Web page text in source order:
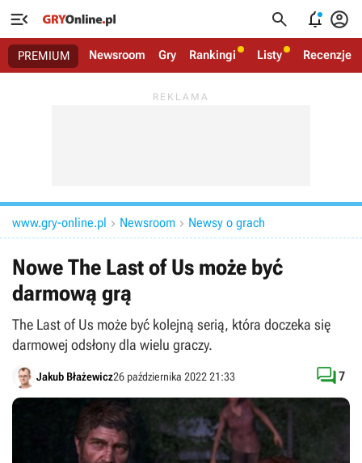
   
PREMIUM Newsroom Gry Rankingi Listy Recenzje
www.gry-online.pl  Newsroom  Newsy o grach
Nowe The Last of Us może być
darmową grą
The Last of Us może być kolejną serią, która doczeka się
darmowej odsłony dla wielu graczy.
Jakub Błażewicz26 października 2022 21:33 7